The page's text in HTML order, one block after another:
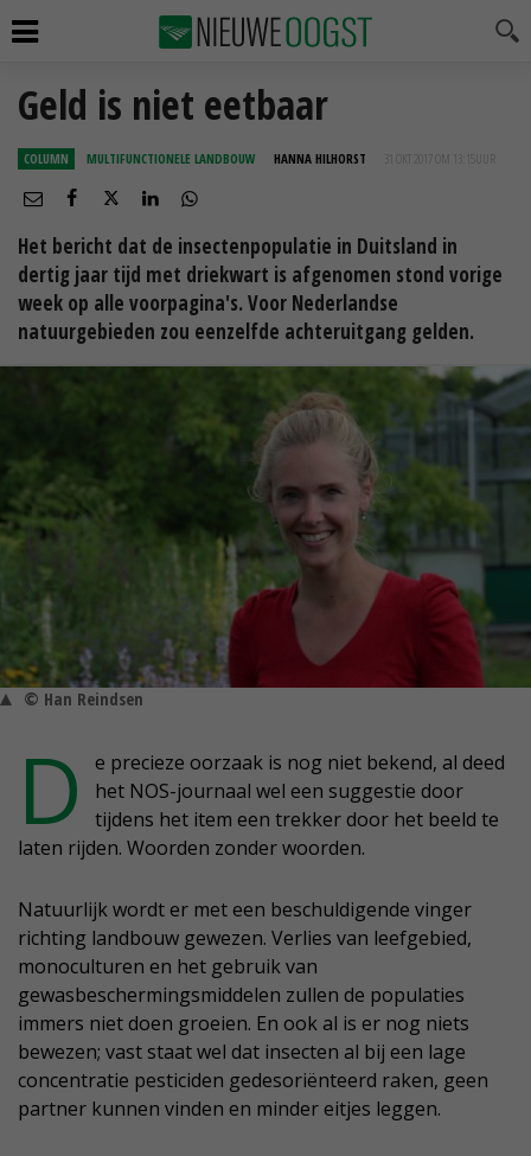
Geld is niet eetbaar
COLUMN MULTIFUNCTIONELE LANDBOUW HANNA HILHORST 31 OKT 2017 OM 13:15
Het bericht dat de insectenpopulatie in Duitsland in
dertig jaar tijd met driekwart is afgenomen stond vorige
week op alle voorpagina's. Voor Nederlandse
natuurgebieden zou eenzelfde achteruitgang gelden.
© Han Reindsen
D
e precieze oorzaak is nog niet bekend, al deed
het NOS-journaal wel een suggestie door
tijdens het item een trekker door het beeld te
laten rijden. Woorden zonder woorden.
Natuurlijk wordt er met een beschuldigende vinger
richting landbouw gewezen. Verlies van leefgebied,
monoculturen en het gebruik van
gewasbeschermingsmiddelen zullen de populaties
immers niet doen groeien. En ook al is er nog niets
bewezen; vast staat wel dat insecten al bij een lage
concentratie pesticiden gedesoriënteerd raken, geen
partner kunnen vinden en minder eitjes leggen.